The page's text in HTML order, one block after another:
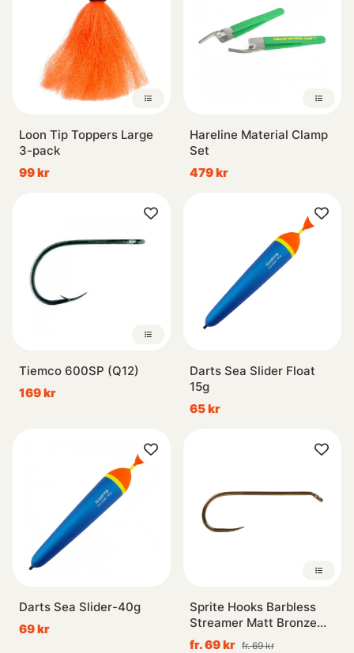
Loon Tip Toppers Large
3-pack
99 kr
Hareline Material Clamp
Set
479 kr
Tiemco 600SP (Q12)
169 kr
Darts Sea Slider Float
15g
65 kr
Darts Sea Slider-40g
69 kr
Sprite Hooks Barbless
Streamer Matt Bronze
S2200 25-pack
fr. 69 kr fr. 69 kr